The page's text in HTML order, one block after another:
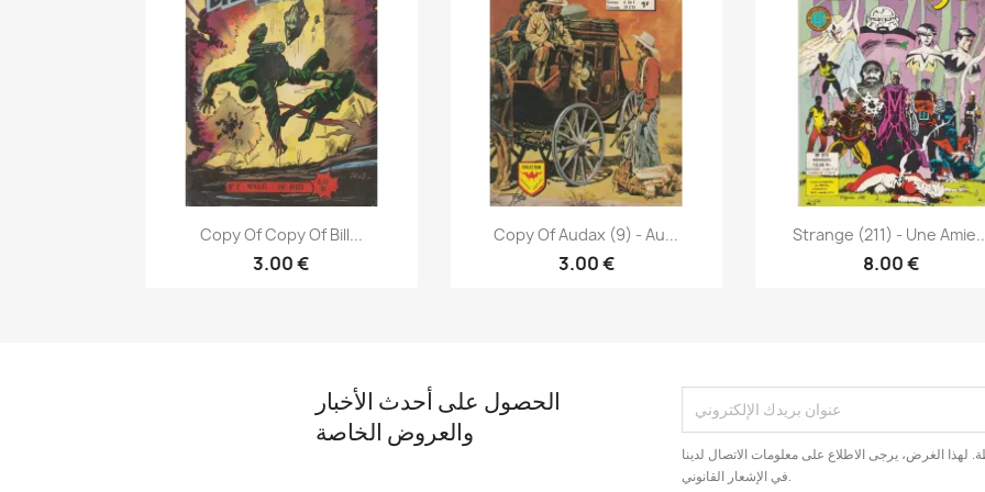
نظرة سريعة
Copy Of Copy Of Bill...
3.00 €
 نظرة سريعة
Copy Of Audax (9) - Au...
3.00 €
 نظرة سريعة
Strange (211) - Une
8.00 €
الحصول على أحدث الأخبار
والعروض الخاصة
لهذا الغرض، يرجى الاطلاع على معلومات الاتصال لدينا
في الإشعار القانوني.